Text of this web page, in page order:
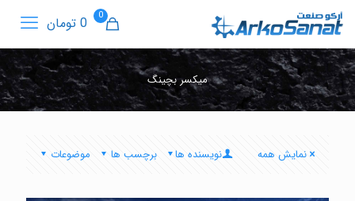
0 0 تومان
میکسر بچینگ
موضوعات برچسب ها نویسنده ها نمایش همه